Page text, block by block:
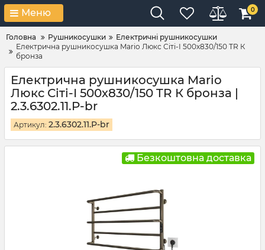
Меню 0
Головна Рушникосушки
Електричні рушникосушки
Електрична рушникосушка Mario Люкс Сіті-І 500х830/150 TR К
бронза
Електрична рушникосушка Mario
Люкс Сіті-І 500х830/150 TR К бронза |
2.3.6302.11.P-br
Артикул: 2.3.6302.11.P-br
Безкоштовна доставка